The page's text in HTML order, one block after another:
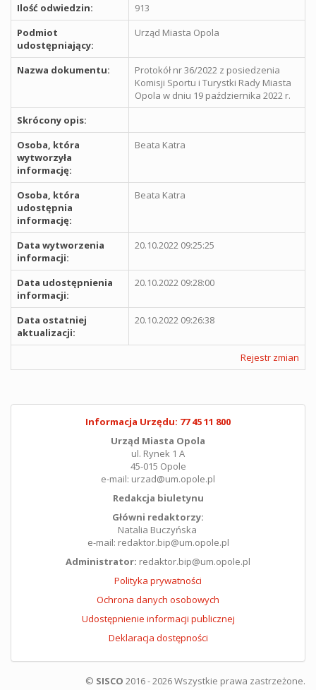
Ilość odwiedzin:
913
Podmiot
udostępniający:
Urząd Miasta Opola
Nazwa dokumentu:
Protokół nr 36/2022 z posiedzenia
Komisji Sportu i Turystki Rady Miasta
Opola w dniu 19 października 2022 r.
Skrócony opis:
Osoba, która
wytworzyła
informację:
Beata Katra
Osoba, która
udostępnia
informację:
Beata Katra
Data wytworzenia
informacji:
20.10.2022 09:25:25
Data udostępnienia
informacji:
20.10.2022 09:28:00
Data ostatniej
aktualizacji:
20.10.2022 09:26:38
Rejestr zmian
Informacja Urzędu: 77 45 11 800
Urząd Miasta Opola
ul. Rynek 1 A
45-015 Opole
e-mail: urzad@um.opole.pl
Redakcja biuletynu
Główni redaktorzy:
Natalia Buczyńska
e-mail: redaktor.bip@um.opole.pl
Administrator: redaktor.bip@um.opole.pl
Polityka prywatności
Ochrona danych osobowych
Udostępnienie informacji publicznej
Deklaracja dostępności
© SISCO 2016 - 2026 Wszystkie prawa zastrzeżone.